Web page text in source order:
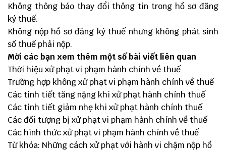
Không thông báo thay đổi thông tin trong hồ sơ đăng
ký thuế.
Không nộp hồ sơ đăng ký thuế nhưng không phát sinh
số thuế phải nộp.
Mời các bạn xem thêm một số bài viết liên quan
Thời hiệu xử phạt vi phạm hành chính về thuế
Trường hợp không xử phạt vi phạm hành chính về thuế
Các tình tiết tăng nặng khi xử phạt hành chính thuế
Các tình tiết giảm nhẹ khi xử phạt hành chính thuế
Các đối tượng bị xử phạt vi phạm hành chính về thuế
Các hình thức xử phạt vi phạm hành chính về thuế
Từ khóa: Những cách xử phạt với hành vi chậm nộp hồ